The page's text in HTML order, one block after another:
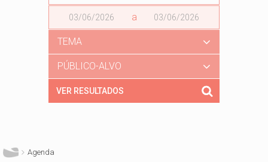
a
Data
TEMA
PÚBLICO-ALVO
Agenda